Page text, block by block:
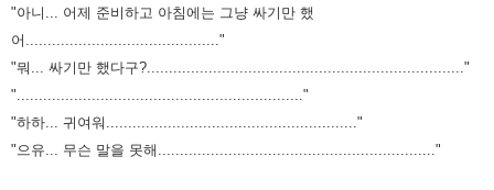
"아니... 어제 준비하고 아침에는 그냥 싸기만 했
어............................................"
"뭐... 싸기만 했다구?........................................................................"
"................................................................."
"하하... 귀여워........................................................."
"으유... 무슨 말을 못해..............................................................."